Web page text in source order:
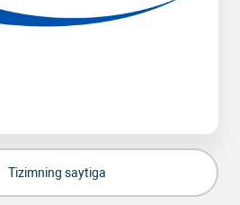
Tizimning saytiga